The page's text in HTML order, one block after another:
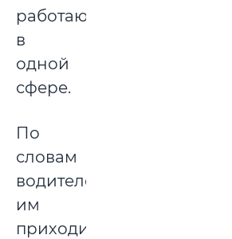
работают
в
одной
сфере.
По
словам
водителей,
им
приходится